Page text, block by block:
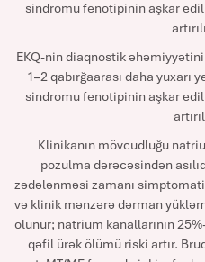
sindromu fenotipinin aşkar
EKQ-nin diaqnostik
1–2 qabırğaarası daha
sindromu fenotipinin aşkar
Klinikanın mövcudluğu
pozulma dərəcəsindən
zədələnməsi zamanı
və klinik mənzərə dərman
olunur; natrium kanallarının
qəfil ürək ölümü riski artır.